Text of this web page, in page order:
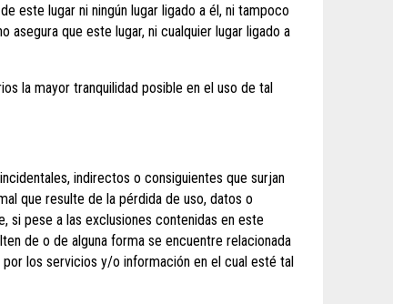
este lugar ni ningún lugar ligado a él, ni tampoco
asegura que este lugar, ni cualquier lugar ligado a
la mayor tranquilidad posible en el uso de tal
indirectos o consiguientes que surjan
que resulte de la pérdida de uso, datos o
si pese a las exclusiones contenidas en este
de o de alguna forma se encuentre relacionada
los servicios y/o información en el cual esté tal